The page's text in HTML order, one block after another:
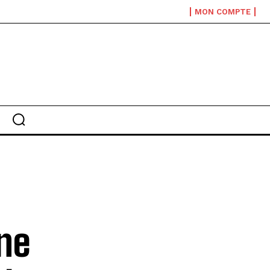
MON COMPTE